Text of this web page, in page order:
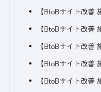
【BtoBサイト改善
【BtoBサイト改善
【BtoBサイト改善
【BtoBサイト改善
【BtoBサイト改善